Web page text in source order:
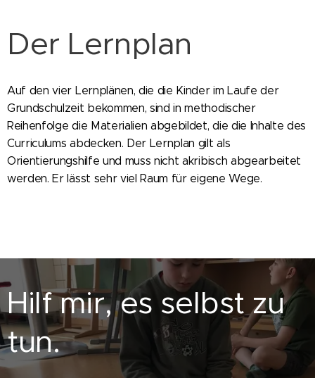
Der Lernplan
Auf den vier Lernplänen, die die Kinder im Laufe der
Grundschulzeit bekommen, sind in methodischer
Reihenfolge die Materialien abgebildet, die die Inhalte des
Curriculums abdecken. Der Lernplan gilt als
Orientierungshilfe und muss nicht akribisch abgearbeitet
werden. Er lässt sehr viel Raum für eigene Wege.
Hilf mir, es selbst zu
tun.